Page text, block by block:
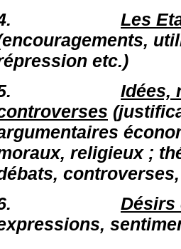
Les
etc.)
Idées,
religieux ;
Désirs